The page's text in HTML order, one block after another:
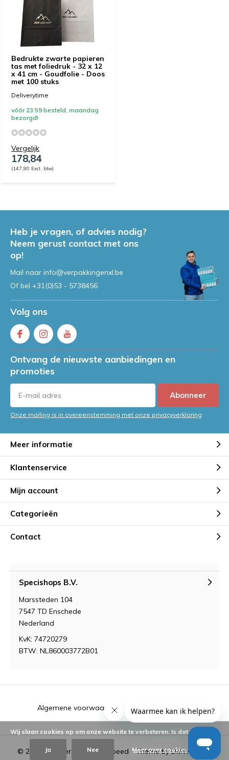
Bedrukte zwarte papieren
tas met foliedruk - 32 x 12
x 41 cm - Goudfolie - Doos
met 100 stuks
Deliverytime
vóór 23:59 besteld, maandag
bezorgd!
Vergelijk
178,84
(147,80 Excl. btw)
Heb je vragen, of advies nodig?
Neem gerust contact met ons
op!
Mail naar info@verpakkingenxl.be
Of bel +31(0)53 - 5738456
Volg ons
Ontvang de nieuwste aanbiedingen en
promoties
Abonneer
Onze mailing is in overeenstemming met onze privacyverklaring
Meer informatie
Klantenservice
Mijn account
Categorieën
Contact
Specishops B.V.
Marssteden 104
7547 TD Enschede
Nederland
KvK: 74720279
BTW: NL860003772B01
© 2026 - Powered byLightspeed - Theme byDMWS.nl
Algemene voorwaarden RSS-feed Sitemap
Wij slaan cookies op om onze website te verbeteren. Is dat akkoord?
Ja Nee Meer over cookies »